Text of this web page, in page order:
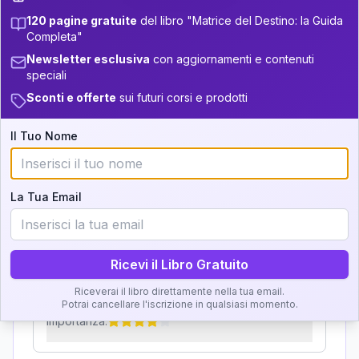
13.5-14 5
14-16 +6 17
16-17.5 + 3
18.5-19
33.5-34
34-36
Zone della Matrice:
Analisi, Significato e
Interpretazione
Clicca su ogni zona per leggere la definizione e
Zona del Ritratto
Importanza:
Karma Genitore-Figlio
Importanza:
120 pagine gratuite del libro "Matrice del Destino: la Guida
Completa"
Newsletter esclusiva con aggiornamenti e contenuti
speciali
Sconti e offerte sui futuri corsi e prodotti
Il Tuo Nome
La Tua Email
Ricevi il Libro Gratuito
Riceverai il libro direttamente nella tua email.
Potrai cancellare l'iscrizione in qualsiasi momento.